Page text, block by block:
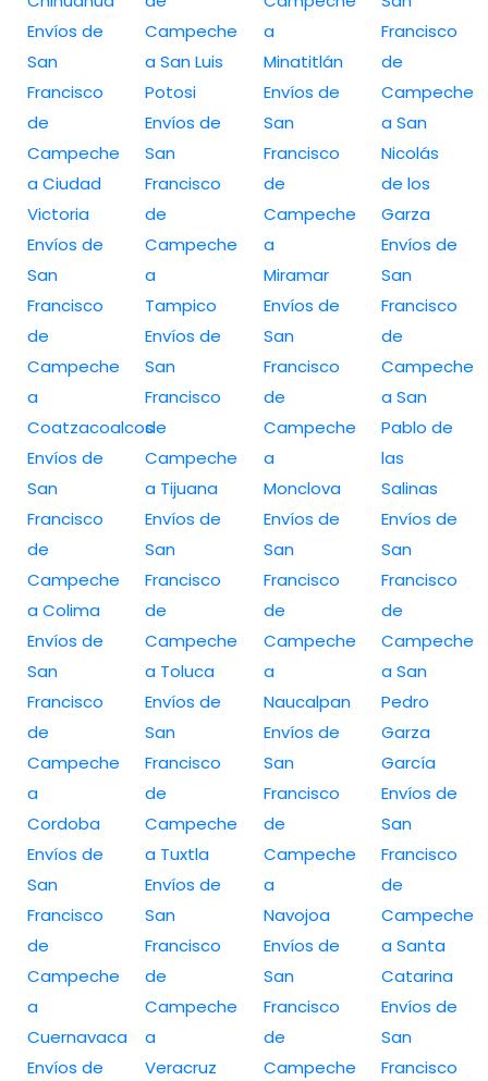
Envíos de
San
Francisco
de
Campeche
a Ciudad
Victoria
Envíos de
San
Francisco
de
Campeche
a
Coatzacoalcos
Envíos de
San
Francisco
de
Campeche
a Colima
Envíos de
San
Francisco
de
Campeche
a
Cordoba
Envíos de
San
Francisco
de
Campeche
a
Cuernavaca
Envíos de
Campeche
a San Luis
Potosi
Envíos de
San
Francisco
de
Campeche
a
Tampico
Envíos de
San
Francisco
de
Campeche
a Tijuana
Envíos de
San
Francisco
de
Campeche
a Toluca
Envíos de
San
Francisco
de
Campeche
a Tuxtla
Envíos de
San
Francisco
de
Campeche
a
Veracruz
a
Minatitlán
Envíos de
San
Francisco
de
Campeche
a
Miramar
Envíos de
San
Francisco
de
Campeche
a
Monclova
Envíos de
San
Francisco
de
Campeche
a
Naucalpan
Envíos de
San
Francisco
de
Campeche
a
Navojoa
Envíos de
San
Francisco
de
Campeche
Francisco
de
Campeche
a San
Nicolás
de los
Garza
Envíos de
San
Francisco
de
Campeche
a San
Pablo de
las
Salinas
Envíos de
San
Francisco
de
Campeche
a San
Pedro
Garza
García
Envíos de
San
Francisco
de
Campeche
a Santa
Catarina
Envíos de
San
Francisco